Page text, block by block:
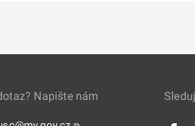
Napište nám